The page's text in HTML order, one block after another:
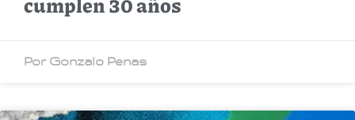
Por Gonzalo Penas